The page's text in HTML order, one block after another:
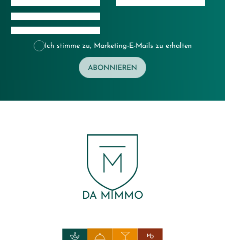
Ich stimme zu, Marketing-E-Mails zu erhalten
ABONNIEREN
DA MIMMO